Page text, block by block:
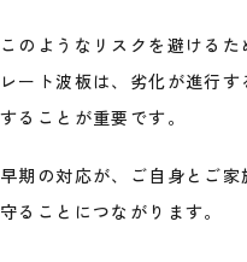
このようなリスクを避ける
レート波板は、劣化が進行
することが重要です。
早期の対応が、ご自身とご
守ることにつながります。